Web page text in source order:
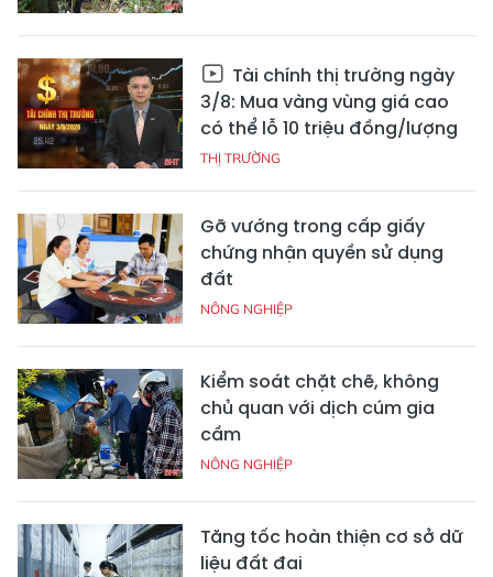
Tài chính thị trường ngày
3/8: Mua vàng vùng giá cao
có thể lỗ 10 triệu đồng/lượng
THỊ TRƯỜNG
Gỡ vướng trong cấp giấy
chứng nhận quyền sử dụng
đất
NÔNG NGHIỆP
Kiểm soát chặt chẽ, không
chủ quan với dịch cúm gia
cầm
NÔNG NGHIỆP
Tăng tốc hoàn thiện cơ sở dữ
liệu đất đai